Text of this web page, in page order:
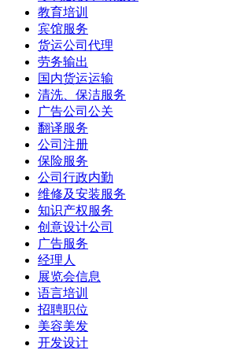
教育培训
宾馆服务
货运公司代理
劳务输出
国内货运运输
清洗、保洁服务
广告公司公关
翻译服务
公司注册
保险服务
公司行政内勤
维修及安装服务
知识产权服务
创意设计公司
广告服务
经理人
展览会信息
语言培训
招聘职位
美容美发
开发设计